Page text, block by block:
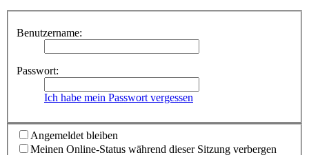
Benutzername:
Passwort:
Ich habe mein Passwort vergessen
Angemeldet bleiben
Meinen Online-Status während dieser Sitzung verbergen